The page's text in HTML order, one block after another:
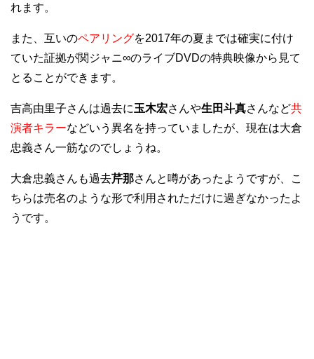
れます。
また、互いのペアリングを2017年の夏までは確実に付け
ていた証拠が関ジャニ∞のライブDVDの特典映像から見て
とることができます。
吉高由里子さんは過去に玉木宏さんや生田斗真さんなど共
演者キラーなどいう異名を持っていましたが、現在は大倉
忠義さん一筋なのでしょうね。
大倉忠義さんも過去芹那さんと噂があったようですが、こ
ちらは売名のような形で利用されただけに過ぎなかったよ
うです。